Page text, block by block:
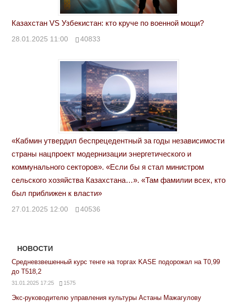
Казахстан VS Узбекистан: кто круче по военной мощи?
28.01.2025 11:00 40833
«Кабмин утвердил беспрецедентный за годы независимости
страны нацпроект модернизации энергетического и
коммунального секторов». «Если бы я стал министром
сельского хозяйства Казахстана…». «Там фамилии всех, кто
был приближен к власти»
27.01.2025 12:00 40536
НОВОСТИ
Средневзвешенный курс тенге на торгах KASE подорожал на Т0,99
до Т518,2
31.01.2025 17:25 1575
Экс-руководителю управления культуры Астаны Мажагулову